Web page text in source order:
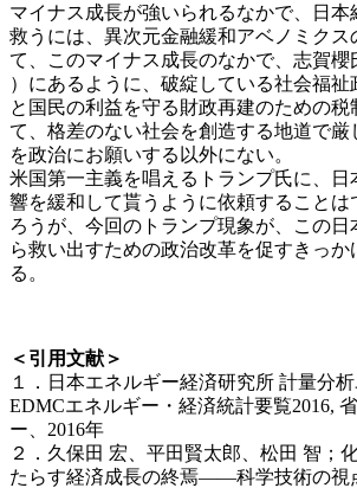
マイナス成長が強いられるなかで、日本
救うには、異次元金融緩和アベノミクス
て、このマイナス成長のなかで、志賀櫻
）にあるように、破綻している社会福
と国民の利益を守る財政再建のための
て、格差のない社会を創造する地道で厳
を政治にお願いする以外にない。
米国第一主義を唱えるトランプ氏に、日
響を緩和して貰うように依頼することは
ろうが、今回のトランプ現象が、この
ら救い出すための政治改革を促すきっか
る。
＜引用文献＞
１．日本エネルギー経済研究所 計量分析
EDMCエネルギー・経済統計要覧2016,
ー、2016年
２．久保田 宏、平田賢太郎、松田 智；
たらす経済成長の終焉――科学技術の視